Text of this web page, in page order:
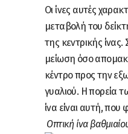
Οι ίνες αυτές
μεταβολή του
της κεντρικής ίνας.
μείωση όσο
κέντρο προς την
γυαλιού. Η πορεία
ίνα είναι αυτή, που
Οπτική ίνα